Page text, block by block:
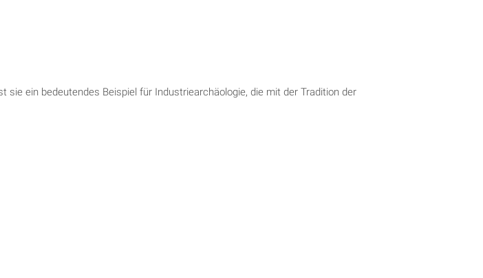
sie ein bedeutendes Beispiel für Industriearchäologie, die mit der Tradition der